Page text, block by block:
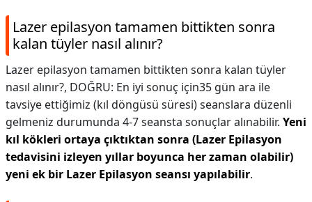
Lazer epilasyon tamamen bittikten sonra
kalan tüyler nasıl alınır?
Lazer epilasyon tamamen bittikten sonra kalan tüyler
nasıl alınır?, DOĞRU: En iyi sonuç için35 gün ara ile
tavsiye ettiğimiz (kıl döngüsü süresi) seanslara düzenli
gelmeniz durumunda 4-7 seansta sonuçlar alınabilir. Yeni
kıl kökleri ortaya çıktıktan sonra (Lazer Epilasyon
tedavisini izleyen yıllar boyunca her zaman olabilir)
yeni ek bir Lazer Epilasyon seansı yapılabilir.